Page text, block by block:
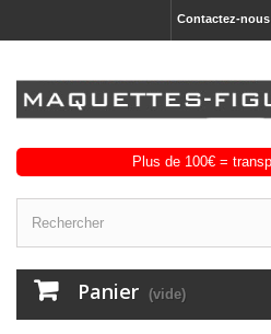
Contactez-nous
Panier (vide)